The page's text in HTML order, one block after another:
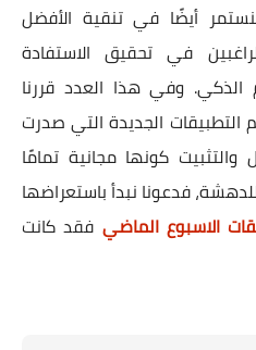
أيضًا في تنقية الأفضل
في تحقيق الاستفادة
وفي هذا العدد قررنا
على 10 من أهم التطبيقات الجديدة التي صدرت
كونها مجانية تمامًا
فدعونا نبدأ باستعراضها
الاسبوع الماضي فقد كانت